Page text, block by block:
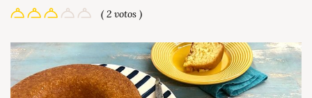
( 2 votos )